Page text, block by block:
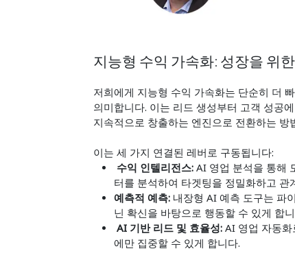
지능형 수익 가속화: 성장을 위
저희에게 지능형 수익 가속화는 단순히 더
의미합니다. 이는 리드 생성부터 고객 성공
지속적으로 창출하는 엔진으로 전환하는 방
이는 세 가지 연결된 레버로 구동됩니다:
수익 인텔리전스:AI 영업 분석을 통해
터를 분석하여 타겟팅을 정밀화하고 관
예측적 예측:내장형 AI 예측 도구는 파
닌 확신을 바탕으로 행동할 수 있게 합
AI 기반 리드 및 효율성: AI 영업 자동
에만 집중할 수 있게 합니다.